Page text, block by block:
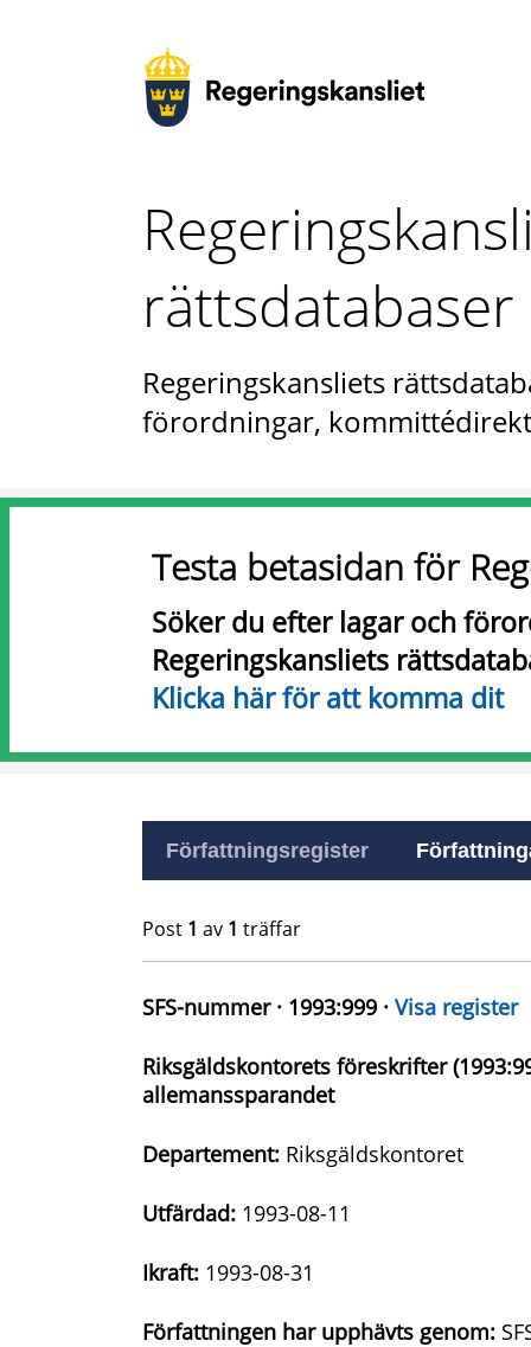
rättsdatabaser
Regeringskansliets
förordningar,
Testa betasidan för
Söker du efter lagar och
Regeringskansliets
Klicka här för att komma dit
Författningsregister
Post 1 av 1 träffar
SFS-nummer · 1993:999 · Visa register
Riksgäldskontorets föreskrifter
allemanssparandet
Departement: Riksgäldskontoret
Utfärdad: 1993-08-11
Ikraft: 1993-08-31
Författningen har upphävts genom: